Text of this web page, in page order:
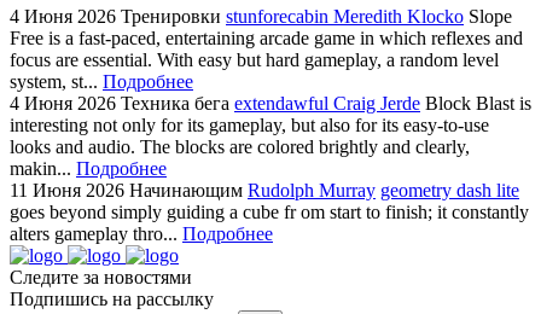
4 Июня 2026 Тренировки stunforecabin Meredith Klocko Slope
Free is a fast-paced, entertaining arcade game in which reflexes and
focus are essential. With easy but hard gameplay, a random level
system, st... Подробнее
4 Июня 2026 Техника бега extendawful Craig Jerde Block Blast is
interesting not only for its gameplay, but also for its easy-to-use
looks and audio. The blocks are colored brightly and clearly,
makin... Подробнее
11 Июня 2026 Начинающим Rudolph Murray geometry dash lite
goes beyond simply guiding a cube fr om start to finish; it constantly
alters gameplay thro... Подробнее
Следите за новостями
Подпишись на рассылку